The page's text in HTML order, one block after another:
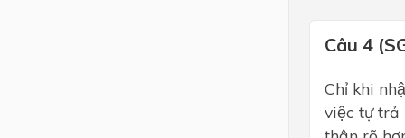
Câu 4
Chỉ khi
việc tự trả